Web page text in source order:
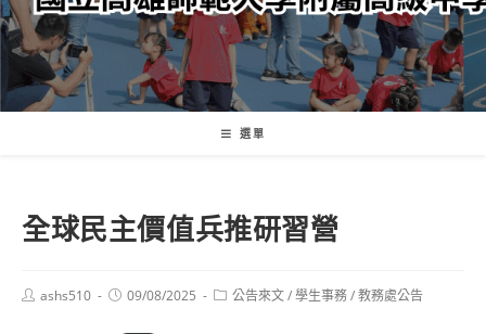
容
選單
全球民主價值兵推研習營
Postashs510
Post09/08/2025
Post公告來文/學生事務/教務處公告